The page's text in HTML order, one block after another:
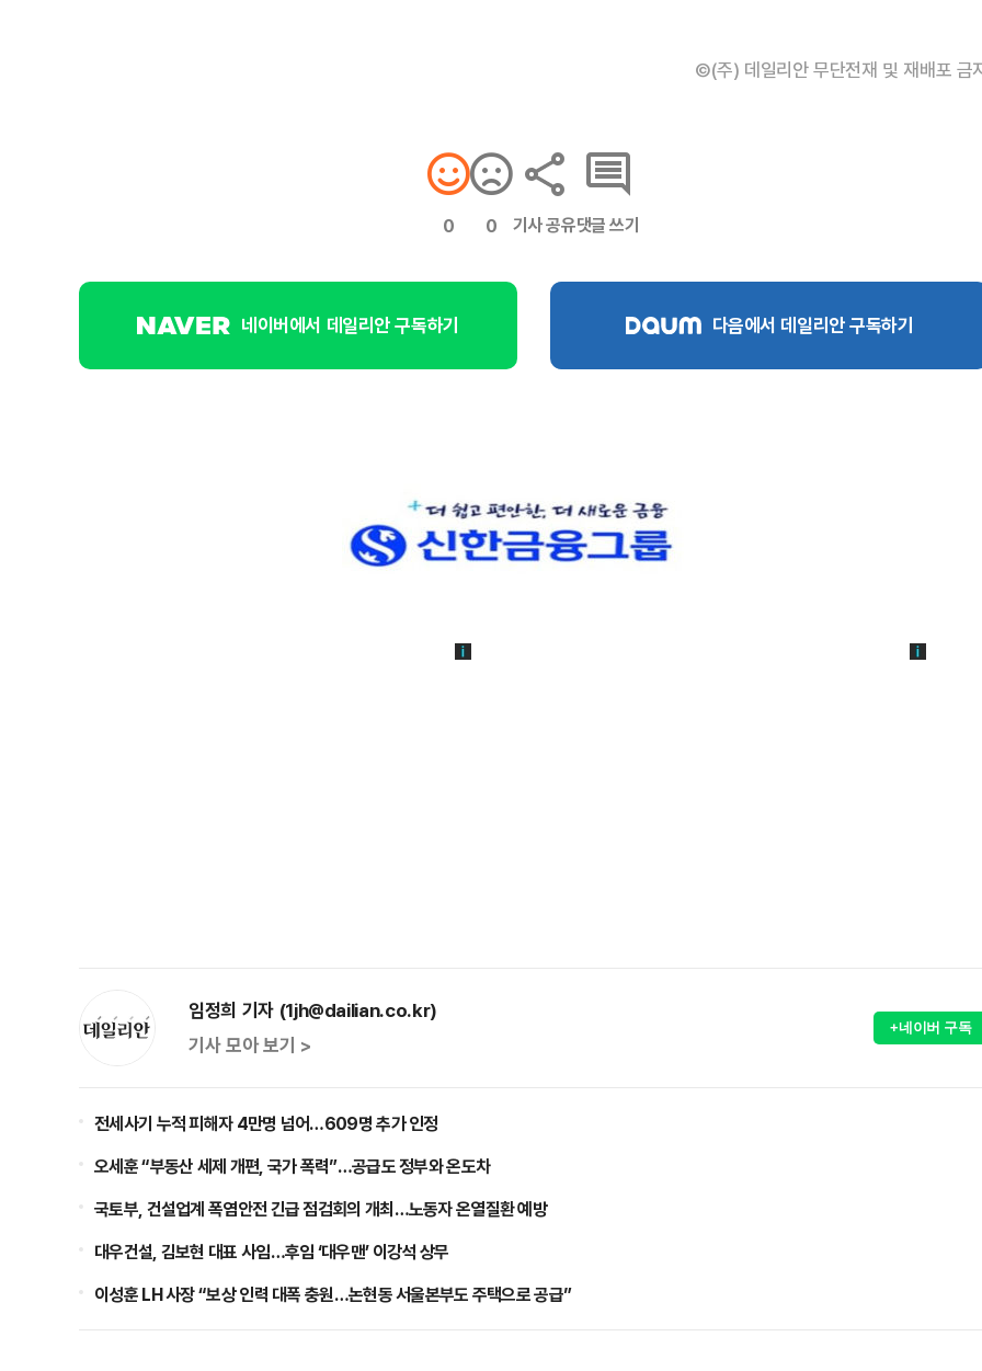
©(주) 데일리안 무단전재 및 재배포 금
0 0 기사 공유댓글 쓰기
네이버에서 데일리안 구독하기 다음에서 데일리안 구독하기
임정희 기자 (1jh@dailian.co.kr)
기사 모아 보기 >
+네이버 구독
전세사기 누적 피해자 4만명 넘어…609명 추가 인정
오세훈 “부동산 세제 개편, 국가 폭력”…공급도 정부와 온도차
국토부, 건설업계 폭염안전 긴급 점검회의 개최…노동자 온열질환 예방
대우건설, 김보현 대표 사임…후임 ‘대우맨’ 이강석 상무
이성훈 LH 사장 “보상 인력 대폭 충원…논현동 서울본부도 주택으로 공급”